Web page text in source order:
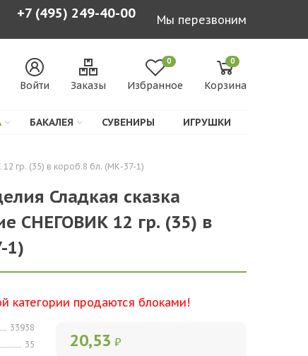
+7 (495) 249-40-00 Мы перезвоним
Войти Заказы
0
Избранное
0
Корзина
БАКАЛЕЯ СУВЕНИРЫ ИГРУШКИ
гр. (35) в короб.8 бл. (МК-37-1)
Сладкая сказка
СНЕГОВИК 12 гр. (35) в
1)
категории продаются блоками!
33938
35
20,53 ₽